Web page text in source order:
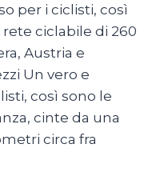
per i ciclisti, così
ciclabile di 260
Austria e
Un vero e
così sono le
cinte da una
circa fra